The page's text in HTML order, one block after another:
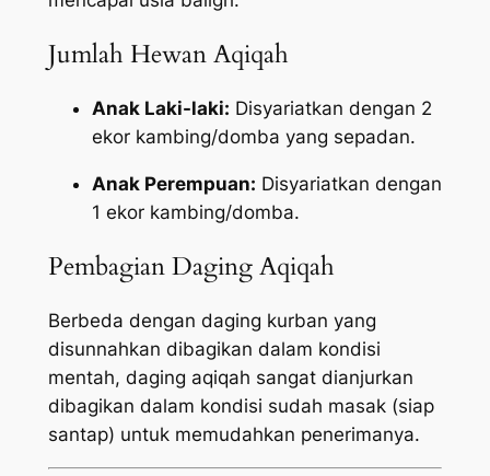
Jumlah Hewan Aqiqah
Anak Laki-laki: Disyariatkan dengan 2
ekor kambing/domba yang sepadan.
Anak Perempuan: Disyariatkan dengan
1 ekor kambing/domba.
Pembagian Daging Aqiqah
Berbeda dengan daging kurban yang
disunnahkan dibagikan dalam kondisi
mentah, daging aqiqah sangat dianjurkan
dibagikan dalam kondisi sudah masak (siap
santap) untuk memudahkan penerimanya.